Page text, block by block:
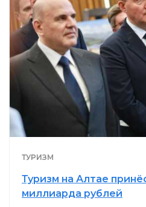
ТУРИЗМ
Туризм на Алтае
миллиарда рублей